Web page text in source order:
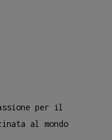
per il
al mondo